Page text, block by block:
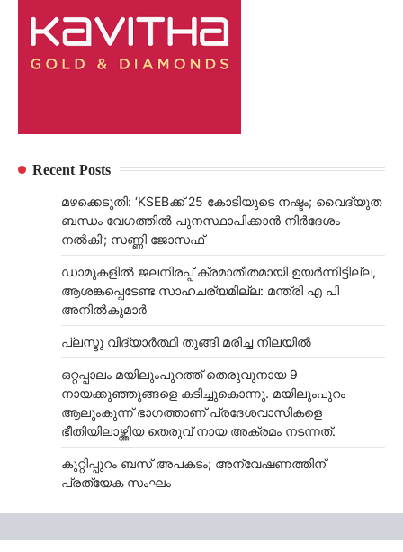
Recent Posts
മഴക്കെടുതി: ‘KSEBക്ക് 25 കോടിയുടെ നഷ്ടം; വൈദ്യുത
ബന്ധം വേഗത്തിൽ പുനസ്ഥാപിക്കാൻ നിർ​ദേശം
നൽകി’; സണ്ണി ജോസഫ്
ഡാമുകളില്‍ ജലനിരപ്പ് ക്രമാതീതമായി ഉയര്‍ന്നിട്ടില്ല,
ആശങ്കപ്പെടേണ്ട സാഹചര്യമില്ല: മന്ത്രി എ പി
അനില്‍കുമാര്‍
പ്ലസ്ടു വിദ്യാർത്ഥി തുങ്ങി മരിച്ച നിലയിൽ
ഒറ്റപ്പാലം മയിലുംപുറത്ത് തെരുവുനായ 9
നായക്കുഞ്ഞുങ്ങളെ കടിച്ചുകൊന്നു. മയിലുംപുറം
ആലുംകുന്ന് ഭാഗത്താണ് പ്രദേശവാസികളെ
ഭീതിയിലാഴ്ത്തിയ തെരുവ് നായ അക്രമം നടന്നത്.
കുറ്റിപ്പുറം ബസ് അപകടം; അന്വേഷണത്തിന്
പ്രത്യേക സംഘം